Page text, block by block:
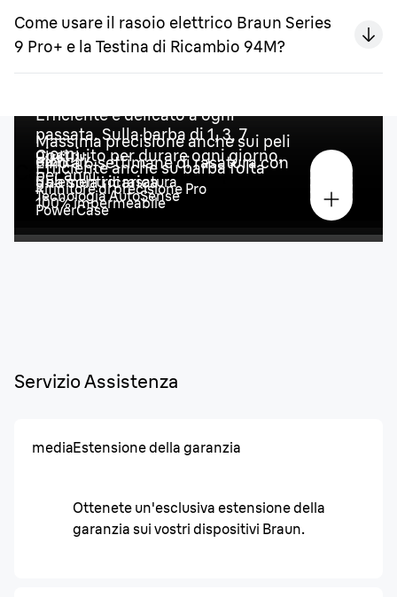
Come usare il rasoio elettrico Braun Series
9 Pro+ e la Testina di Ricambio 94M?
Caratteristiche principali
Efficiente e delicato a ogni
passata. Sulla barba di 1, 3, 7
giorni.
5 elementi di rasatura
Massima precisione anche sui peli
difficili
Rifinitore di precisione Pro
Efficiente anche su barba folta
Tecnologia AutoSense
Costruito per durare ogni giorno,
per anni
100% impermeabile
Fino a 6 settimane di rasatura con
una sola ricarica
PowerCase
Servizio Assistenza
mediaEstensione della garanzia
Ottenete un'esclusiva estensione della
garanzia sui vostri dispositivi Braun.